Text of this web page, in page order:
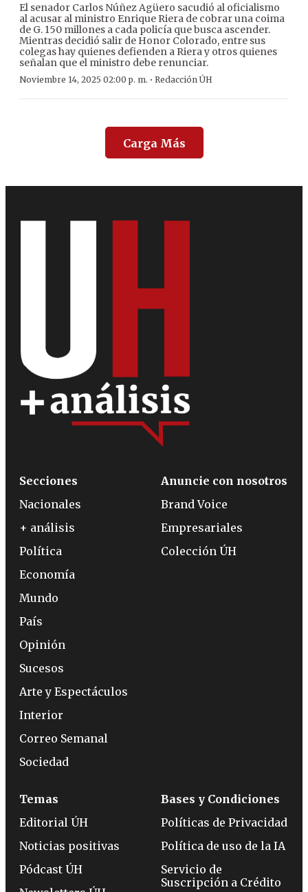
El senador Carlos Núñez Agüero sacudió al oficialismo
al acusar al ministro Enrique Riera de cobrar una coima
de G. 150 millones a cada policía que busca ascender.
Mientras decidió salir de Honor Colorado, entre sus
colegas hay quienes defienden a Riera y otros quienes
señalan que el ministro debe renunciar.
Noviembre 14, 2025 02:00 p. m. · Redacción ÚH
Carga Más
Secciones
Nacionales
+ análisis
Política
Economía
Mundo
País
Opinión
Sucesos
Arte y Espectáculos
Interior
Correo Semanal
Sociedad
Anuncie con nosotros
Brand Voice
Empresariales
Colección ÚH
Temas
Editorial ÚH
Noticias positivas
Pódcast ÚH
Bases y Condiciones
Políticas de Privacidad
Política de uso de la IA
Servicio de
Suscripción a Crédito